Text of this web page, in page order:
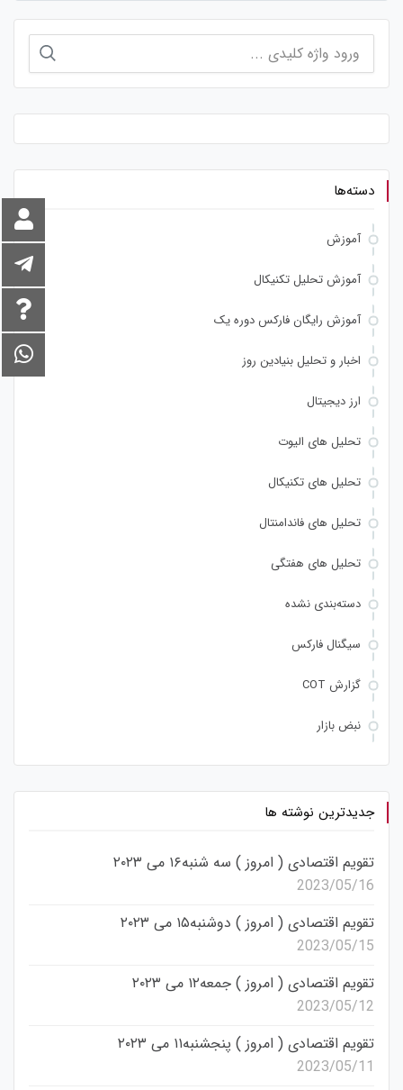
برای:
دسته‌ها
آموزش
آموزش تحلیل تکنیکال
آموزش رایگان فارکس دوره یک
اخبار و تحلیل بنیادین روز
ارز دیجیتال
تحلیل های الیوت
تحلیل های تکنیکال
تحلیل های فاندامنتال
تحلیل های هفتگی
دسته‌بندی نشده
سیگنال فارکس
گزارش COT
نبض بازار
جدیدترین نوشته ها
تقویم اقتصادی ( امروز ) سه شنبه۱۶ می ۲۰۲۳
2023/05/16
تقویم اقتصادی ( امروز ) دوشنبه۱۵ می ۲۰۲۳
2023/05/15
تقویم اقتصادی ( امروز ) جمعه۱۲ می ۲۰۲۳
2023/05/12
تقویم اقتصادی ( امروز ) پنجشنبه۱۱ می ۲۰۲۳
2023/05/11